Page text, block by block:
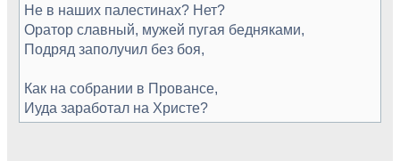
Не в наших палестинах? Нет?
Оратор славный, мужей пугая бедняками,
Подряд заполучил без боя,
Как на собрании в Провансе,
Иуда заработал на Христе?